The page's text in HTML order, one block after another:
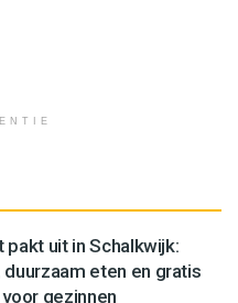
pakt uit in Schalkwijk:
duurzaam eten en gratis
gezinnen